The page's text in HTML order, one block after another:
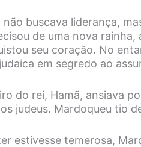
não buscava liderança,
de uma nova
seu coração. No
em segredo ao
do rei, Hamã, ansiava
judeus. Mardoqueu tio
estivesse temerosa,